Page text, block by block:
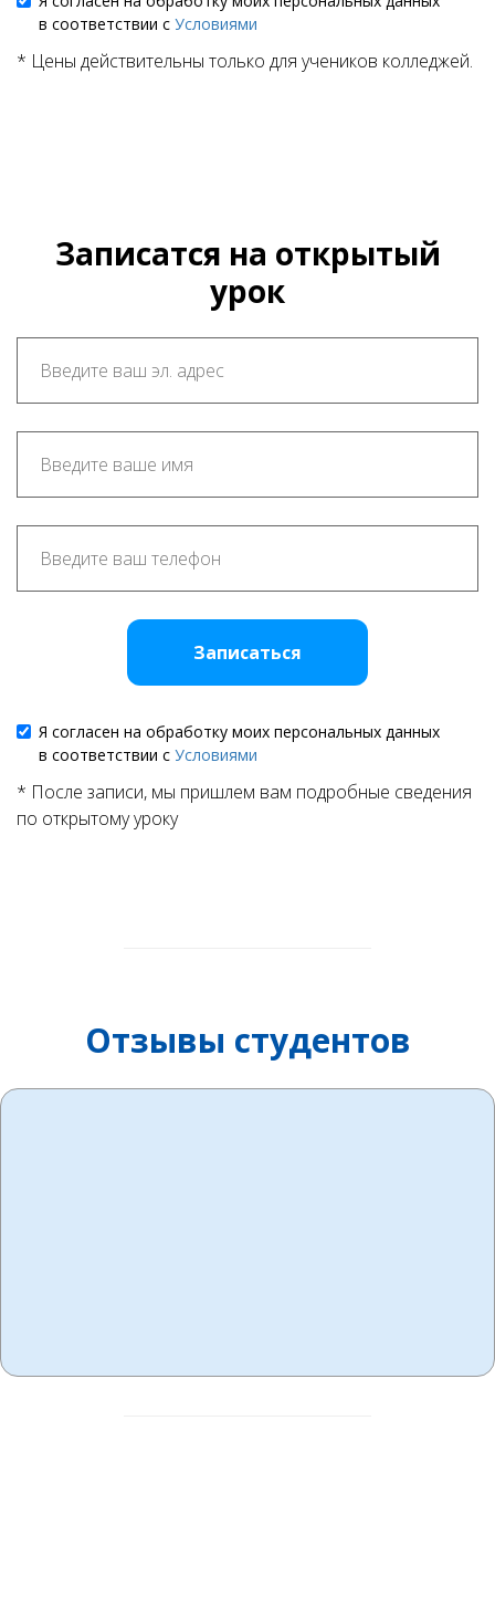
в соответствии с Условиями
* Цены действительны только для учеников колледжей.
Записатся на открытый
урок
Записаться
Я согласен на обработку моих персональных данных
в соответствии с Условиями
* После записи, мы пришлем вам подробные сведения
по открытому уроку
Отзывы студентов